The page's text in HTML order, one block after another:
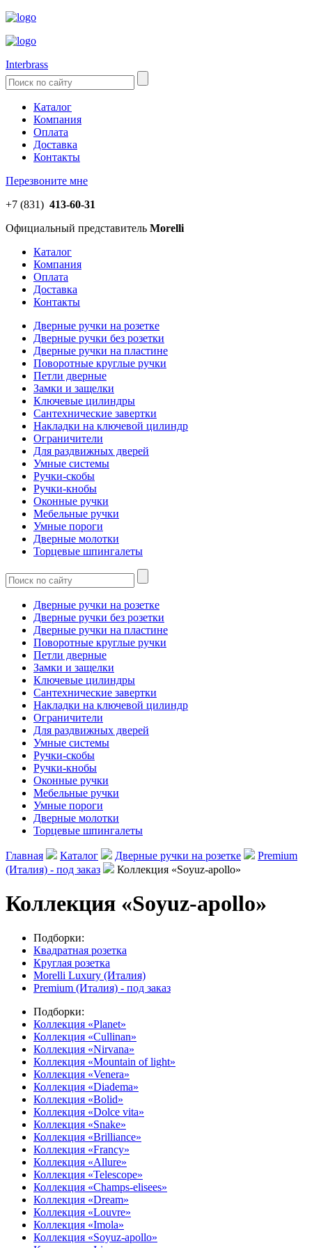
Interbrass
Каталог
Компания
Оплата
Доставка
Контакты
Перезвоните мне
+7 (831) 413-60-31
Официальный представитель Morelli
Каталог
Компания
Оплата
Доставка
Контакты
Дверные ручки на розетке
Дверные ручки без розетки
Дверные ручки на пластине
Поворотные круглые ручки
Петли дверные
Замки и защелки
Ключевые цилиндры
Сантехнические завертки
Накладки на ключевой цилиндр
Ограничители
Для раздвижных дверей
Умные системы
Ручки-скобы
Ручки-кнобы
Оконные ручки
Мебельные ручки
Умные пороги
Дверные молотки
Торцевые шпингалеты
Дверные ручки на розетке
Дверные ручки без розетки
Дверные ручки на пластине
Поворотные круглые ручки
Петли дверные
Замки и защелки
Ключевые цилиндры
Сантехнические завертки
Накладки на ключевой цилиндр
Ограничители
Для раздвижных дверей
Умные системы
Ручки-скобы
Ручки-кнобы
Оконные ручки
Мебельные ручки
Умные пороги
Дверные молотки
Торцевые шпингалеты
Главная Каталог Дверные ручки на розетке
Premium
(Италия) - под заказ
Коллекция «Soyuz-apollo»
Коллекция «Soyuz-apollo»
Подборки:
Квадратная розетка
Круглая розетка
Morelli Luxury (Италия)
Premium (Италия) - под заказ
Подборки:
Коллекция «Planet»
Коллекция «Cullinan»
Коллекция «Nirvana»
Коллекция «Mountain of light»
Коллекция «Venera»
Коллекция «Diadema»
Коллекция «Bolid»
Коллекция «Dolce vita»
Коллекция «Snake»
Коллекция «Brilliance»
Коллекция «Francy»
Коллекция «Allure»
Коллекция «Telescope»
Коллекция «Champs-elisees»
Коллекция «Dream»
Коллекция «Louvre»
Коллекция «Imola»
Коллекция «Soyuz-apollo»